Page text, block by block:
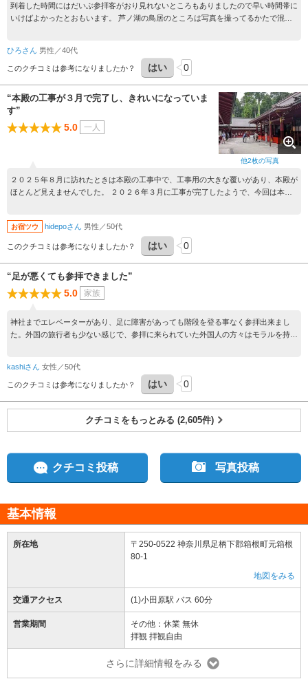
到着した時間にはだいぶ参拝客がおり見れないところもありましたので早い時間帯に
いけばよかったとおもいます。 芦ノ湖の鳥居のところは写真を撮ってるかたで混雑
ひろさん 男性／40代
このクチコミは参考になりましたか？ はい 0
他2枚の写真
“本殿の工事が３月で完了し、きれいになっていま
す”
5.0 一人
２０２５年８月に訪れたときは本殿の工事中で、工事用の大きな覆いがあり、本殿が
ほとんど見えませんでした。 ２０２６年３月に工事が完了したようで、今回は本殿
は、龍の絵が描かれていました。 そして、九頭龍神社の前には、９つの龍の口から
水が流れ出る「龍神水舎」があり、持参したペットボトルなどに水を汲んでいるかた
お宿ツウ hidepoさん 男性／50代
このクチコミは参考になりましたか？ はい 0
“足が悪くても参拝できました”
5.0 家族
神社までエレベーターがあり、足に障害があっても階段を登る事なく参拝出来まし
た。外国の旅行者も少ない感じで、参拝に来られていた外国人の方々はモラルを持っ
kashiさん 女性／50代
このクチコミは参考になりましたか？ はい 0
クチコミをもっとみる (2,605件)
クチコミ投稿 写真投稿
基本情報
所在地
〒250-0522 神奈川県足柄下郡箱根町元箱根
80-1
地図をみる
交通アクセス (1)小田原駅 バス 60分
営業期間
その他：休業 無休
拝観 拝観自由
さらに詳細情報をみる